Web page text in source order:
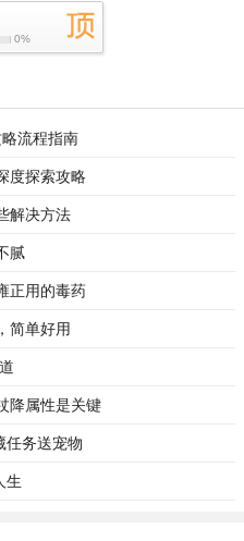
0%
流程指南
度探索攻略
解决方法
腻
正用的毒药
简单好用
降属性是关键
任务送宠物
生